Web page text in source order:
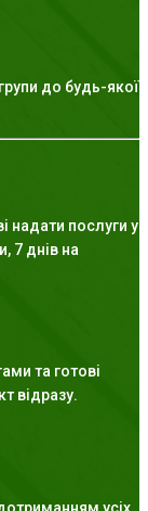
до будь-якої
надати послуги у
7 днів на
та готові
відразу.